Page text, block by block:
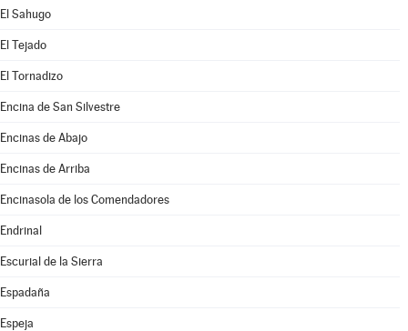
El Sahugo
El Tejado
El Tornadizo
Encina de San Silvestre
Encinas de Abajo
Encinas de Arriba
Encinasola de los Comendadores
Endrinal
Escurial de la Sierra
Espadaña
Espeja